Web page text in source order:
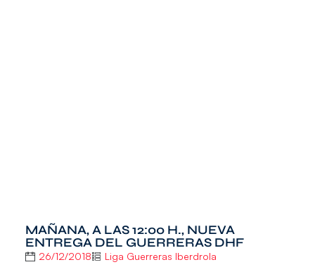
MAÑANA, A LAS 12:00 H., NUEVA
ENTREGA DEL GUERRERAS DHF
26/12/2018 Liga Guerreras Iberdrola